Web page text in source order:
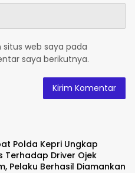
web saya pada
saya berikutnya.
Polda Kepri Ungkap
Terhadap Driver Ojek
Pelaku Berhasil Diamankan